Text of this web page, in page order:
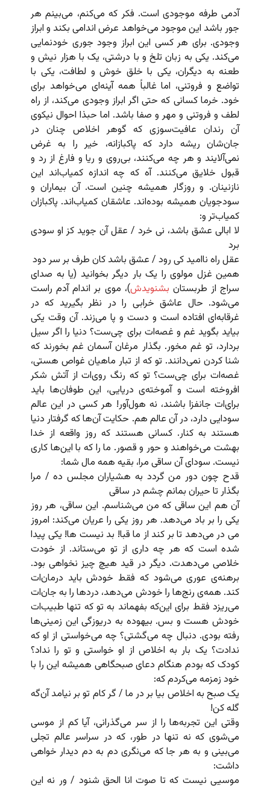
آدمی طرفه موجودی است. فکر که می‌کنم، می‌بینم هر
جور باشد این موجود می‌خواهد عرض اندامی بکند و ابراز
وجودی. برای هر کسی این ابراز وجود جوری خودنمایی
می‌کند. یکی به زبان تلخ و با درشتی، یک با هزار نیش و
طعنه به دیگران، یکی با خلق خوش و لطافت، یکی با
تواضع و فروتنی، اما غالباً همه آینه‌ای می‌خواهد برای
خود. خرما کسانی که حتی اگر ابراز وجودی می‌کند، از راه
لطف و فروتنی و مهر و صفا باشد. اما حبذا احوال نیکوی
آن رندان عافیت‌سوزی که گوهر اخلاص چنان در
جان‌شان ریشه دارد که پاکبازانه،‌ خیر را به غرض
نمی‌آلایند و هر چه می‌کنند، بی‌روی و ریا و فارغ از رد و
قبول خلایق می‌کنند. آه که چه اندازه کمیاب‌اند این
نازنینان. و روزگار همیشه چنین است. آن بیماران و
سودجویان همیشه بوده‌اند. عاشقان کمیاب‌اند. پاکبازان
کمیاب‌تر و:
لا ابالی عشق باشد، نی خرد / عقل آن جوید کز او سودی
برد
عقل راه ناامید کی رود / عشق باشد کان طرف بر سر دود
همین غزل مولوی را یک بار دیگر بخوانید (یا به صدای
سراج از طربستان بشنویدش)، موی بر اندام آدم راست
می‌شود. حال عاشق خرابی را در نظر بگیرید که در
غرقابه‌ای افتاده است و دست و پا می‌زند. آن وقت یکی
بیاید بگوید غم و غصه‌ات برای چی‌ست؟‌ دنیا را اگر سیل
بردارد،‌ تو غم مخور. بگذار مرغان آسمان غم بخورند که
شنا کردن نمی‌دانند. تو که از تبار ماهیان غواص هستی،
غصه‌ات برای چی‌ست؟ تو که رنگ روی‌ات از آتش شکر
افروخته است و آموخته‌ی دریایی، این طوفان‌ها باید
برای‌ات جانفزا باشند، نه هول‌آور! هر کسی در این عالم
سودایی دارد،‌ در آن عالم هم. حکایت آن‌ها که گرفتار دنیا
هستند به کنار. کسانی هستند که روز واقعه از خدا
بهشت می‌خواهند و حور و قصور. ما را که با این‌ها کاری
نیست. سودای آن ساقی مرا، بقیه همه مال شما:
قدح چون دور من گردد به هشیاران مجلس ده / مرا
بگذار تا حیران بمانم چشم در ساقی
آن هم این ساقی که من می‌شناسم. این ساقی، هر روز
یکی را بر باد می‌دهد. هر روز یکی را عریان می‌کند: امروز
می در می‌دهد تا بر کند از ما قبا! بد نیست ها! یکی پیدا
شده است که هر چه داری از تو می‌ستاند. از خودت
خلاصی می‌دهدت. دیگر در قید هیچ چیز نخواهی بود.
برهنه‌ی عوری می‌شود که فقط خودش باید درمان‌ات
کند. همه‌ی رنج‌ها را خودش می‌‌دهد، دردها را به جان‌ات
می‌ریزد فقط برای این‌که بفهماند به تو که تنها طبیب‌ات
خودش هست و بس. بیهوده به دریوزگی این زمینی‌ها
رفته بودی. دنبال چه می‌گشتی؟ چه می‌خواستی از او که
ندادت؟ یک بار به اخلاص از او خواستی و تو را نداد؟
کودک که بودم هنگام دعای صبحگاهی همیشه این را با
خود زمزمه می‌کردم که:
یک صبح به اخلاص بیا بر در ما / گر کام تو بر نیامد آن‌گه
گله کن!
وقتی این تجربه‌ها را از سر می‌گذرانی، آیا کم از موسی
می‌شوی که نه تنها در طور، که در سراسر عالم تجلی
می‌بینی و به هر جا که می‌نگری دم به دم دیدار خواهی
داشت:
موسیی نیست که تا صوت انا الحق شنود / ور نه این